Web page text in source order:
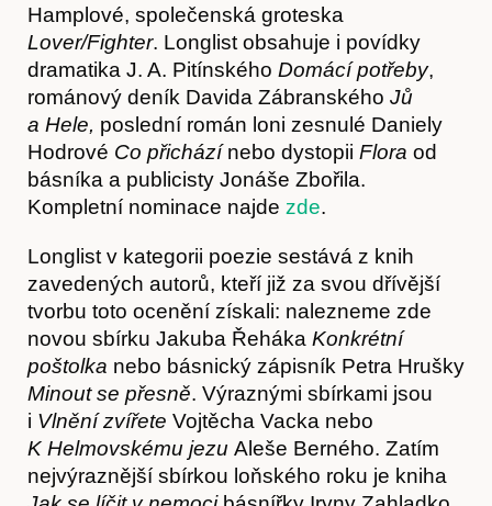
Hamplové, společenská groteska
Lover/Fighter. Longlist obsahuje i povídky
dramatika J. A. Pitínského Domácí potřeby,
románový deník Davida Zábranského Jů
a Hele, poslední román loni zesnulé Daniely
Hodrové Co přicházínebo dystopii Flora od
básníka a publicisty Jonáše Zbořila.
Kompletní nominace najde zde.
Longlist v kategorii poezie sestává z knih
zavedených autorů, kteří již za svou dřívější
tvorbu toto ocenění získali: nalezneme zde
novou sbírku Jakuba Řeháka Konkrétní
poštolka nebo básnický zápisník Petra Hrušky
Minout se přesně. Výraznými sbírkami jsou
i Vlnění zvířete Vojtěcha Vacka nebo
K Helmovskému jezu Aleše Berného. Zatím
nejvýraznější sbírkou loňského roku je kniha